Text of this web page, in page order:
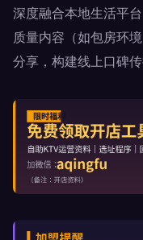
深度融合本地生活平
质量内容（如包房环
分享，构建线上口碑传